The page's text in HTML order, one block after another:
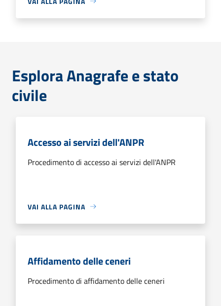
Esplora Anagrafe e stato
civile
Accesso ai servizi dell'ANPR
Procedimento di accesso ai servizi dell'ANPR
VAI ALLA PAGINA
Affidamento delle ceneri
Procedimento di affidamento delle ceneri